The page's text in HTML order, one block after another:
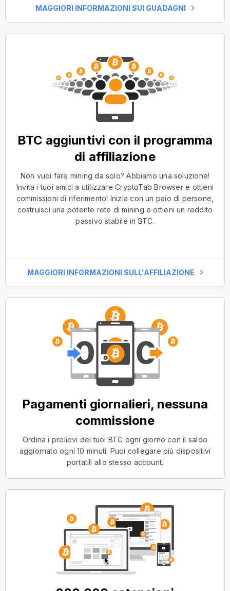
MAGGIORI INFORMAZIONI SUI GUADAGNI
BTC aggiuntivi con il programma
di affiliazione
Non vuoi fare mining da solo? Abbiamo una soluzione!
Invita i tuoi amici a utilizzare CryptoTab Browser e ottieni
commissioni di riferimento! Inizia con un paio di persone,
costruisci una potente rete di mining e ottieni un reddito
passivo stabile in BTC.
MAGGIORI INFORMAZIONI SULL'AFFILIAZIONE
Pagamenti giornalieri, nessuna
commissione
Ordina i prelievi dei tuoi BTC ogni giorno con il saldo
aggiornato ogni 10 minuti. Puoi collegare più dispositivi
portatili allo stesso account.